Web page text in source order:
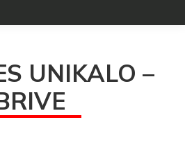
UNIKALO –